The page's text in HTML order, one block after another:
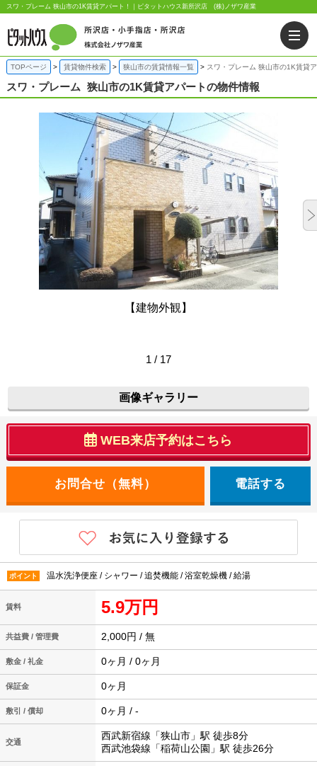
スワ・プレーム 狭山市の1K賃貸アパート！｜ピタットハウス新所沢店 (株)ノザワ産業
TOPページ 賃貸物件検索 狭山市の賃貸情報一覧 スワ・プレーム 狭山市の1K賃貸
スワ・プレーム 狭山市の1K賃貸アパートの物件情報
【建物外観】
1 / 17
画像ギャラリー
WEB来店予約はこちら
電話する
ポイント 温水洗浄便座 / シャワー / 追焚機能 / 浴室乾燥機 / 給湯
賃料 5.9万円
共益費 / 管理費 2,000円 / 無
敷金 / 礼金 0ヶ月 / 0ヶ月
保証金 0ヶ月
敷引 / 償却 0ヶ月 / -
交通
西武新宿線「狭山市」駅 徒歩8分
西武池袋線「稲荷山公園」駅 徒歩26分